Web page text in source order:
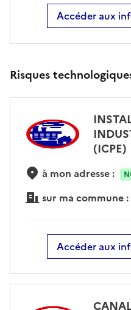
Accéder aux
Risques
(ICPE)
à mon adresse :
sur ma commune :
Accéder aux